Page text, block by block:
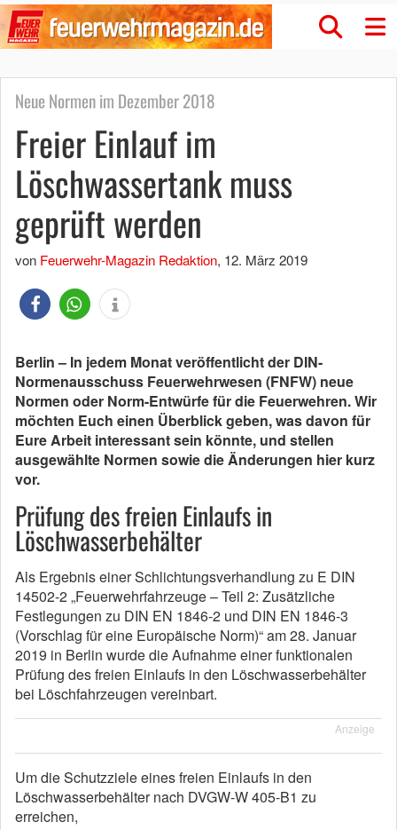
Neue Normen im Dezember 2018
Freier Einlauf im
Löschwassertank muss
geprüft werden
von Feuerwehr-Magazin Redaktion, 12. März 2019
Berlin – In jedem Monat veröffentlicht der DIN-
Normenausschuss Feuerwehrwesen (FNFW) neue
Normen oder Norm-Entwürfe für die Feuerwehren. Wir
möchten Euch einen Überblick geben, was davon für
Eure Arbeit interessant sein könnte, und stellen
ausgewählte Normen sowie die Änderungen hier kurz
vor.
Prüfung des freien Einlaufs in
Löschwasserbehälter
Als Ergebnis einer Schlichtungsverhandlung zu E DIN
14502-2 „Feuerwehrfahrzeuge – Teil 2: Zusätzliche
Festlegungen zu DIN EN 1846-2 und DIN EN 1846-3
(Vorschlag für eine Europäische Norm)“ am 28. Januar
2019 in Berlin wurde die Aufnahme einer funktionalen
Prüfung des freien Einlaufs in den Löschwasserbehälter
bei Löschfahrzeugen vereinbart.
Anzeige
Um die Schutzziele eines freien Einlaufs in den
Löschwasserbehälter nach DVGW-W 405-B1 zu
erreichen,